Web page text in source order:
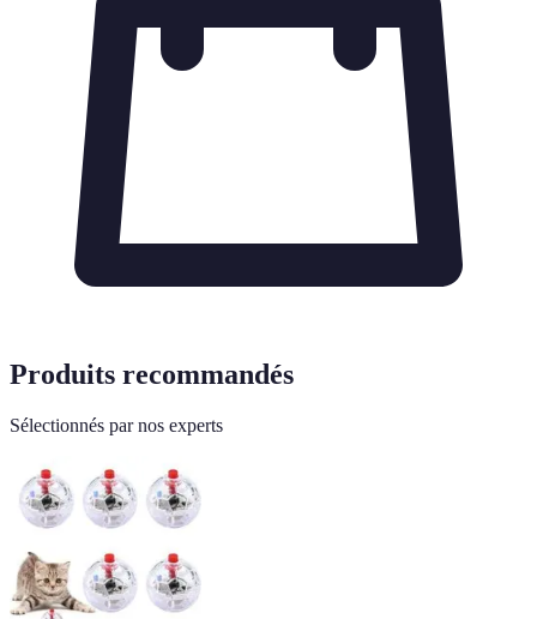
Produits recommandés
Sélectionnés par nos experts